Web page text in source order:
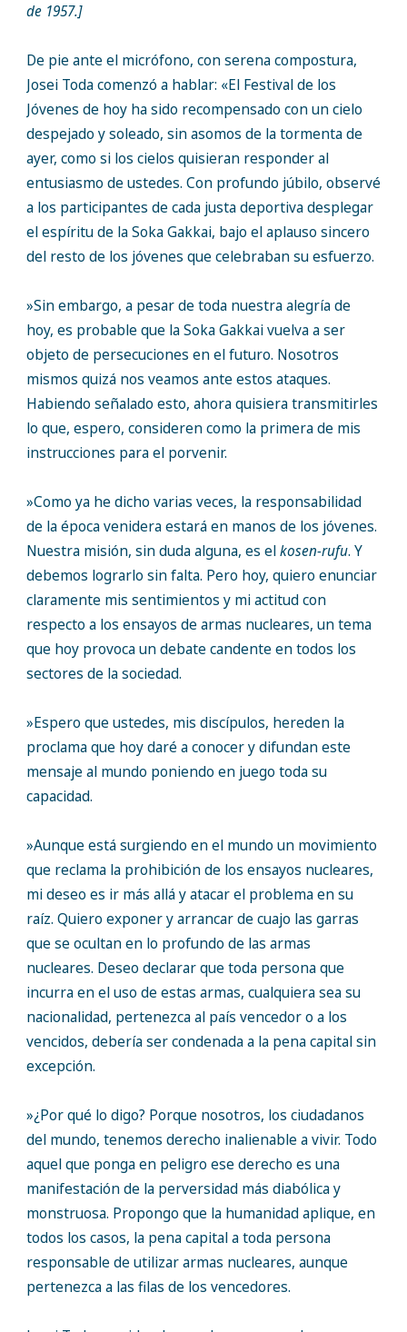
de 1957.]
De pie ante el micrófono, con serena compostura,
Josei Toda comenzó a hablar: «El Festival de los
Jóvenes de hoy ha sido recompensado con un cielo
despejado y soleado, sin asomos de la tormenta de
ayer, como si los cielos quisieran responder al
entusiasmo de ustedes. Con profundo júbilo, observé
a los participantes de cada justa deportiva desplegar
el espíritu de la Soka Gakkai, bajo el aplauso sincero
del resto de los jóvenes que celebraban su esfuerzo.
»Sin embargo, a pesar de toda nuestra alegría de
hoy, es probable que la Soka Gakkai vuelva a ser
objeto de persecuciones en el futuro. Nosotros
mismos quizá nos veamos ante estos ataques.
Habiendo señalado esto, ahora quisiera transmitirles
lo que, espero, consideren como la primera de mis
instrucciones para el porvenir.
»Como ya he dicho varias veces, la responsabilidad
de la época venidera estará en manos de los jóvenes.
Nuestra misión, sin duda alguna, es elkosen-rufu. Y
debemos lograrlo sin falta. Pero hoy, quiero enunciar
claramente mis sentimientos y mi actitud con
respecto a los ensayos de armas nucleares, un tema
que hoy provoca un debate candente en todos los
sectores de la sociedad.
»Espero que ustedes, mis discípulos, hereden la
proclama que hoy daré a conocer y difundan este
mensaje al mundo poniendo en juego toda su
capacidad.
»Aunque está surgiendo en el mundo un movimiento
que reclama la prohibición de los ensayos nucleares,
mi deseo es ir más allá y atacar el problema en su
raíz. Quiero exponer y arrancar de cuajo las garras
que se ocultan en lo profundo de las armas
nucleares. Deseo declarar que toda persona que
incurra en el uso de estas armas, cualquiera sea su
nacionalidad, pertenezca al país vencedor o a los
vencidos, debería ser condenada a la pena capital sin
excepción.
»¿Por qué lo digo? Porque nosotros, los ciudadanos
del mundo, tenemos derecho inalienable a vivir. Todo
aquel que ponga en peligro ese derecho es una
manifestación de la perversidad más diabólica y
monstruosa. Propongo que la humanidad aplique, en
todos los casos, la pena capital a toda persona
responsable de utilizar armas nucleares, aunque
pertenezca a las filas de los vencedores.